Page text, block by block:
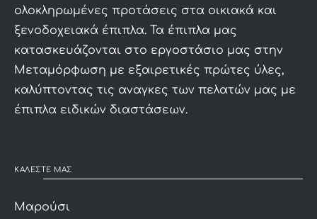
ολοκληρωμένες προτάσεις στα οικιακά και
ξενοδοχειακά έπιπλα. Τα έπιπλα μας
κατασκευάζονται στο εργοστάσιο μας στην
Μεταμόρφωση με εξαιρετικές πρώτες ύλες,
καλύπτοντας τις αναγκες των πελατών μας με
έπιπλα ειδικών διαστάσεων.
ΚΑΛΕΣΤΕ ΜΑΣ
Μαρούσι